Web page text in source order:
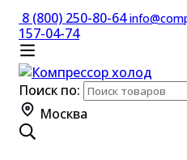
8 (800) 250-80-64
157-04-74
Поиск по:
Москва